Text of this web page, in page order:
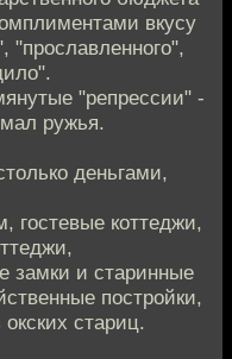
вкусу
"прославленного",
"репрессии" -
ружья.
деньгами,
гостевые коттеджи,
замки и старинные
постройки,
стариц.